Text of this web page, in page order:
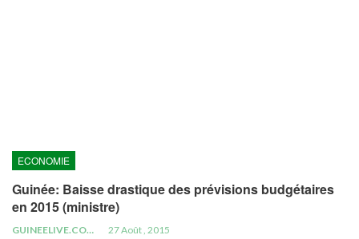
ECONOMIE
Guinée: Baisse drastique des prévisions budgétaires
en 2015 (ministre)
GUINEELIVE.COM 27 Août , 2015